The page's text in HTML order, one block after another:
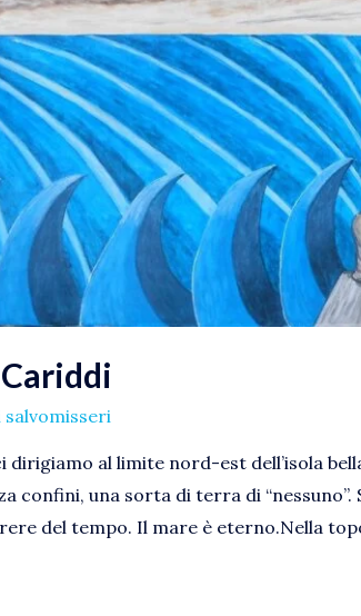
salvomisseri
dirigiamo al limite nord-est dell’isola
confini, una sorta di terra di
del tempo. Il mare è eterno.Nella